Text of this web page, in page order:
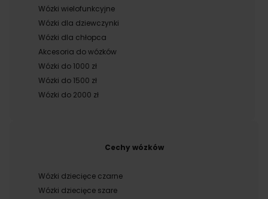
Wózki wielofunkcyjne
Wózki dla dziewczynki
Wózki dla chłopca
Akcesoria do wózków
Wózki do 1000 zł
Wózki do 1500 zł
Wózki do 2000 zł
Cechy wózków
Wózki dziecięce czarne
Wózki dziecięce szare